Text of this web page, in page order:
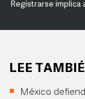
Registrarse implica
LEE
México